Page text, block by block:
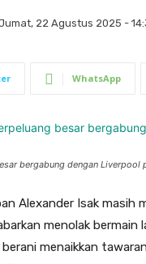
22 Agustus 2025 -
WhatsApp
bergabung dengan
Alexander Isak
menolak
menaikkan